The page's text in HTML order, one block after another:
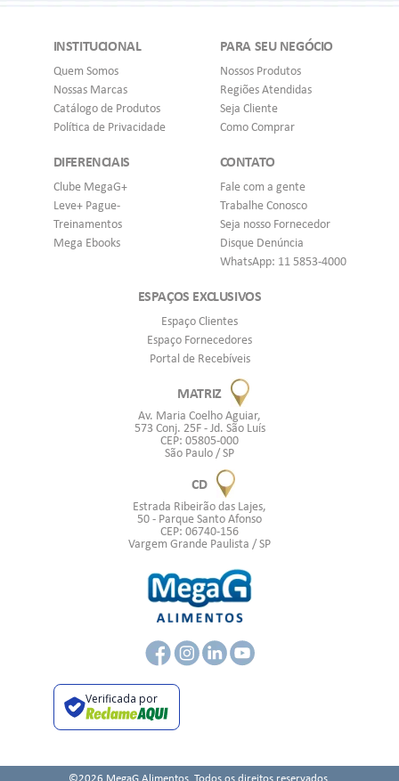
INSTITUCIONAL
Quem Somos
Nossas Marcas
Catálogo de Produtos
Política de Privacidade
PARA SEU NEGÓCIO
Nossos Produtos
Regiões Atendidas
Seja Cliente
Como Comprar
DIFERENCIAIS
Clube MegaG+
Leve+ Pague-
Treinamentos
Mega Ebooks
CONTATO
Fale com a gente
Trabalhe Conosco
Seja nosso Fornecedor
Disque Denúncia
WhatsApp: 11 5853-4000
ESPAÇOS EXCLUSIVOS
Espaço Clientes
Espaço Fornecedores
Portal de Recebíveis
MATRIZ
Av. Maria Coelho Aguiar,
573 Conj. 25F - Jd. São Luís
CEP: 05805-000
São Paulo / SP
CD
Estrada Ribeirão das Lajes,
50 - Parque Santo Afonso
CEP: 06740-156
Vargem Grande Paulista / SP
Verificada por